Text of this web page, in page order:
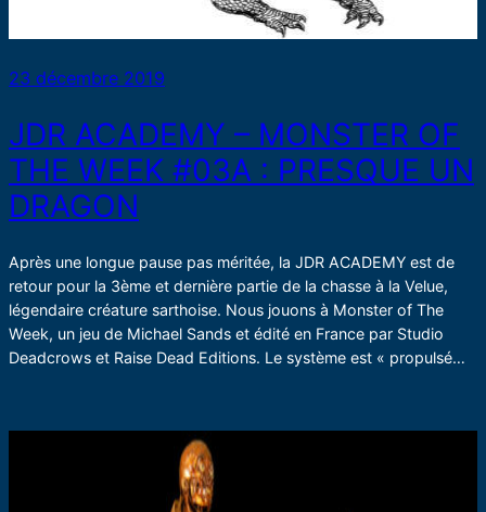
23 décembre 2019
JDR ACADEMY – MONSTER OF
THE WEEK #03A : PRESQUE UN
DRAGON
Après une longue pause pas méritée, la JDR ACADEMY est de
retour pour la 3ème et dernière partie de la chasse à la Velue,
légendaire créature sarthoise. Nous jouons à Monster of The
Week, un jeu de Michael Sands et édité en France par Studio
Deadcrows et Raise Dead Editions. Le système est « propulsé…